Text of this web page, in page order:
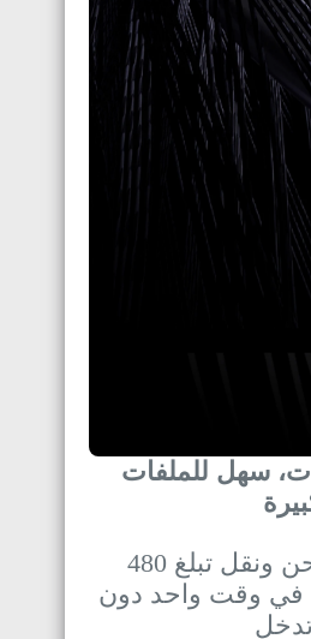
سهل للملفات
سرعة نقل وشحن ونقل تبلغ 480
في وقت واحد دون